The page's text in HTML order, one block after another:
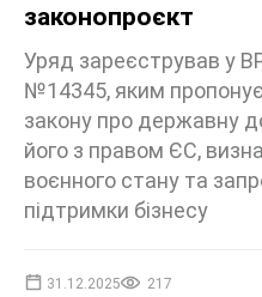
законопроєкт
Уряд зареєстрував у
№14345, яким
закону про державну
його з правом ЄС,
воєнного стану та
підтримки бізнесу
31.12.2025 217